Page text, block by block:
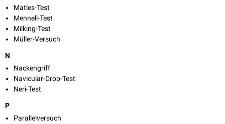
Matles-Test
Mennell-Test
Milking-Test
Müller-Versuch
N
Nackengriff
Navicular-Drop-Test
Neri-Test
P
Parallelversuch